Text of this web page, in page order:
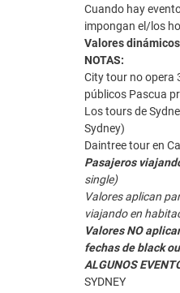
Cuando hay
impongan el/los
Valores
NOTAS:
City tour no opera
públicos Pascua
Los tours de
Sydney)
Daintree tour en
Pasajeros
single)
Valores aplican
viajando en
Valores NO
fechas de black
ALGUNOS
SYDNEY